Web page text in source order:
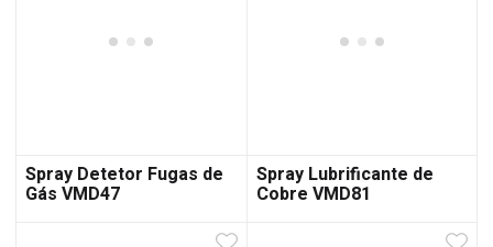
Spray Detetor Fugas de
Gás VMD47
Spray Lubrificante de
Cobre VMD81